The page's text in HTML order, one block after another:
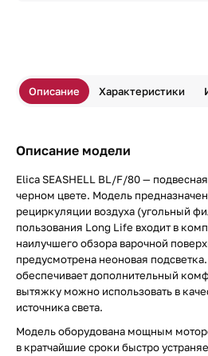
Описание Характеристики
Описание модели
Elica SEASHELL BL/F/80 —
черном цвете. Модель
рециркуляции воздуха (угольный
пользования Long Life входит в
наилучшего обзора варочной
предусмотрена неоновая
обеспечивает дополнительный
вытяжку можно использовать в
источника света.
Модель оборудована мощным
в кратчайшие сроки быстро